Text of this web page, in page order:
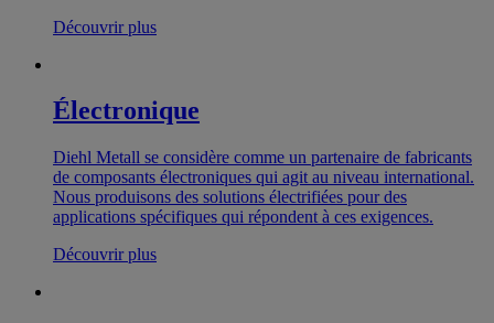
Découvrir plus
Électronique
Diehl Metall se considère comme un partenaire de fabricants
de composants électroniques qui agit au niveau international.
Nous produisons des solutions électrifiées pour des
applications spécifiques qui répondent à ces exigences.
Découvrir plus